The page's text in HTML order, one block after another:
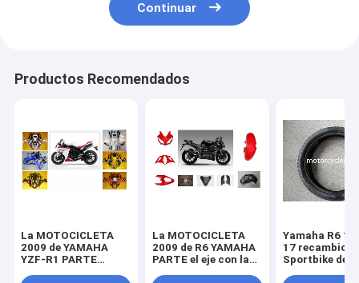
Continuar
Productos Recomendados
La MOTOCICLETA
2009 de YAMAHA
YZF-R1 PARTE
La MOTOCICLETA
2009 de R6 YAMAHA
PARTE el eje con la
Yamaha R6
17 recambios
Sportbike de